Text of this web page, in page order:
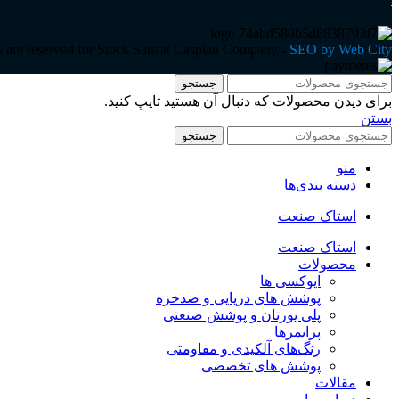
are reserved for Stock Sanaat Caspian Company - SEO by Web City
جستجو
برای دیدن محصولات که دنبال آن هستید تایپ کنید.
بستن
جستجو
منو
دسته بندی‌ها
استاک صنعت
استاک صنعت
محصولات
اپوکسی ها
پوشش های دریایی و ضدخزه
پلی یورتان و پوشش صنعتی
پرایمرها
رنگ‌های آلکیدی و مقاومتی
پوشش های تخصصی
مقالات